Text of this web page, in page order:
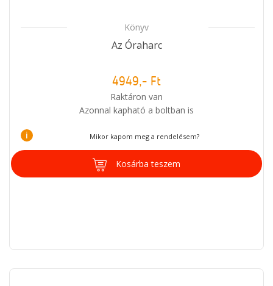
Könyv
Az Óraharc
4949,- Ft
Raktáron van
Azonnal kapható a boltban is
i Mikor kapom meg a rendelésem?
Kosárba teszem